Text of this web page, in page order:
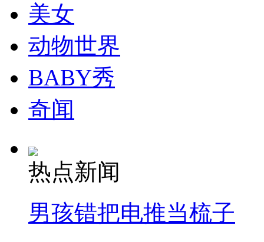
消防员救轻生者
纽约上演“枕头大战”
美女
动物世界
BABY秀
奇闻
热点新闻
男孩错把电推当梳子